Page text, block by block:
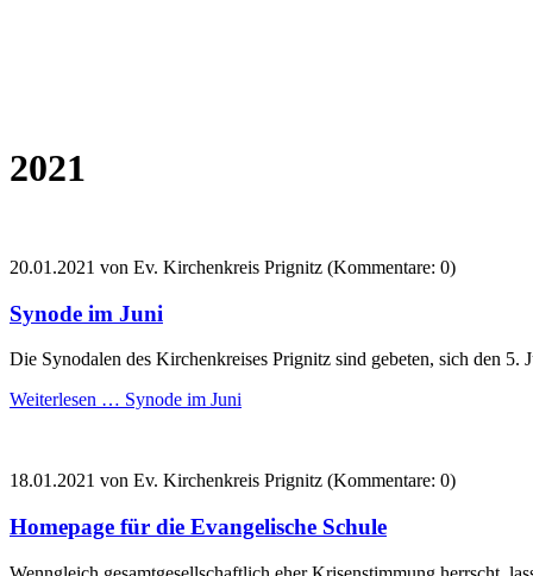
2021
20.01.2021 von Ev. Kirchenkreis Prignitz (Kommentare: 0)
Synode im Juni
Die Synodalen des Kirchenkreises Prignitz sind gebeten, sich den 5.
Weiterlesen … Synode im Juni
18.01.2021 von Ev. Kirchenkreis Prignitz (Kommentare: 0)
Homepage für die Evangelische Schule